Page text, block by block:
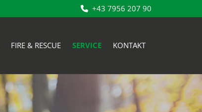
 +43 7956 207 90
FIRE & RESCUE SERVICE KONTAKT